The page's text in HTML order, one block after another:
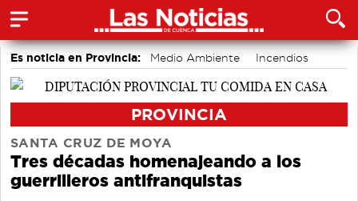
Es noticia en Provincia: Medio Ambiente
Incendios
accidentes laborales
PROVINCIA
SANTA CRUZ DE MOYA
Tres décadas homenajeando a los
guerrilleros antifranquistas